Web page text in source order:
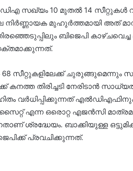
സഖ്യം 10 മുതല്‍ 14 സീറ്റുകള്‍
നിര്‍ണ്ണായക മുഹുര്‍ത്തമായി അത്
ബിജെപി കാഴ്ചവെച്ച
സീറ്റുകളിലേക്ക്
കനത്ത തിരിച്ചടി നേരിടാന്‍
വര്‍ധിപ്പിക്കുന്നത്
എന്ന ഒരൊറ്റ എജന്‍സി
ശ്രദ്ധേയം. ബാക്കിയുള്ള
പ്രവചിക്കുന്നത്.